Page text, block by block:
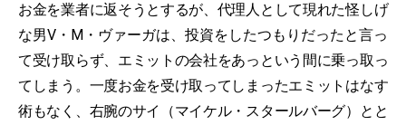
お金を業者に返そうとするが、代理人として現れた怪しげ
な男V・M・ヴァーガは、投資をしたつもりだったと言っ
て受け取らず、エミットの会社をあっという間に乗っ取っ
てしまう。一度お金を受け取ってしまったエミットはなす
術もなく、右腕のサイ（マイケル・スタールバーグ）とと